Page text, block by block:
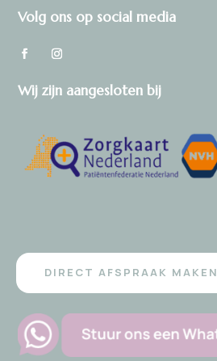
Volg ons op social media
Wij zijn aangesloten bij
DIRECT AFSPRAAK MAKEN